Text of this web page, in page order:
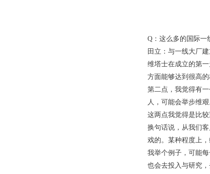
Q：这么多的国际一
田立：与一线大厂
维塔士在成立的第
方面能够达到很高
第二点，我觉得有
人，可能会举步维艰
这两点我觉得是比
换句话说，从我们
戏的。某种程度上
我举个例子，可能
也会去投入与研究，